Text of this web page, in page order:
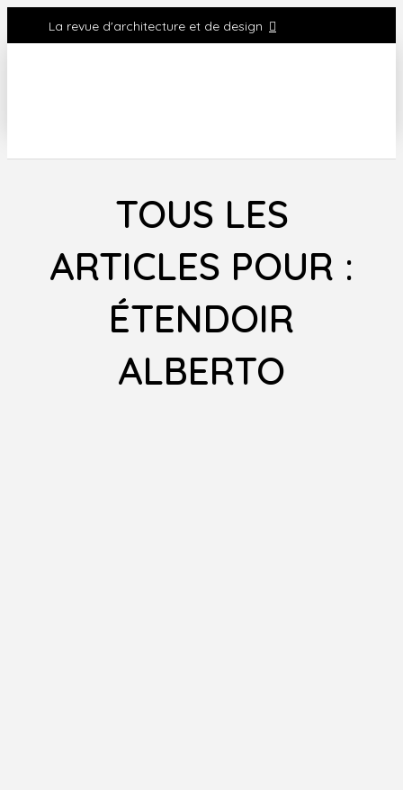
La revue d'architecture et de design
TOUS LES
ARTICLES POUR :
ÉTENDOIR
ALBERTO